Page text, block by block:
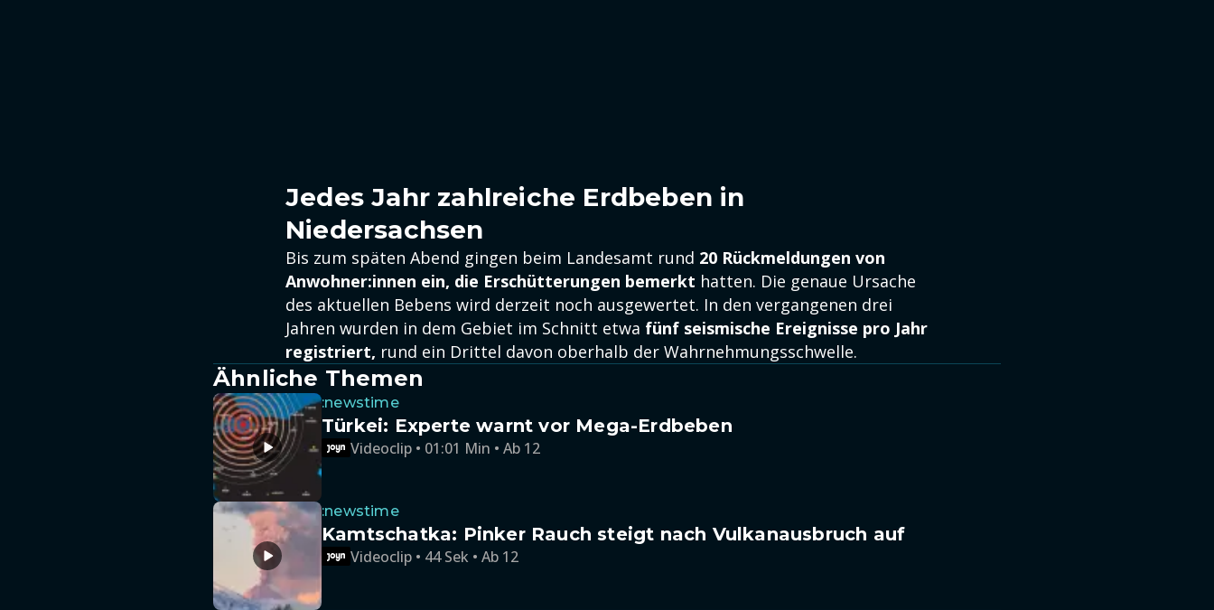
Jedes Jahr zahlreiche Erdbeben in
Niedersachsen
Bis zum späten Abend gingen beim Landesamt rund 20 Rückmeldungen von
Anwohner:innen ein, die Erschütterungen bemerkt hatten. Die genaue Ursache
des aktuellen Bebens wird derzeit noch ausgewertet. In den vergangenen drei
Jahren wurden in dem Gebiet im Schnitt etwa fünf seismische Ereignisse pro Jahr
registriert, rund ein Drittel davon oberhalb der Wahrnehmungsschwelle.
Ähnliche Themen
:newstime
Türkei: Experte warnt vor Mega-Erdbeben
Videoclip • 01:01 Min • Ab 12
:newstime
Kamtschatka: Pinker Rauch steigt nach Vulkanausbruch auf
Videoclip • 44 Sek • Ab 12